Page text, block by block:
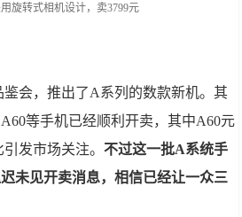
会，推出了A系列的数款新机。其
等手机已经顺利开卖，其中A60元
引发市场关注。不过这一批A系统手
未见开卖消息，相信已经让一众三